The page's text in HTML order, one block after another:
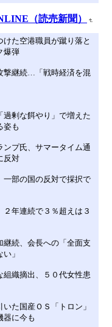
（読売新聞）
けた空港職員が蹴り落と
爆弾
撃継続…「戦時経済を混
過剰な餌やり」で増えた
姿も
ンプ氏、サマータイム通
反対
一部の国の反対で採択で
年連続で３％超えは３
継続、会長への「全面支
」
織摘出、５０代女性患
た国産ＯＳ「トロン」
に今も